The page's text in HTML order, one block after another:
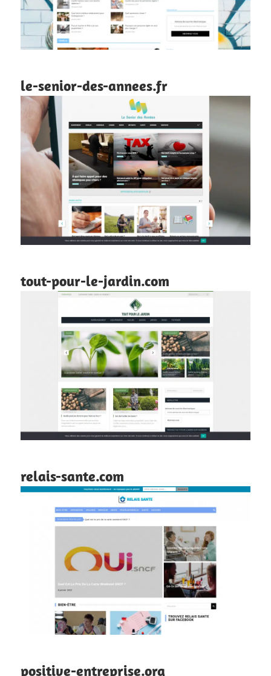
le-senior-des-annees.fr
tout-pour-le-jardin.com
relais-sante.com
positive-entreprise.org